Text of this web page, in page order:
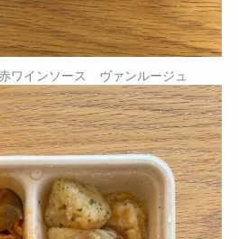
ワインソース ヴァンルージュ